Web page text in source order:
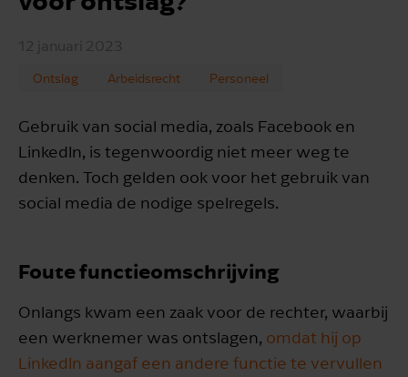
12 januari 2023
Ontslag Arbeidsrecht Personeel
Gebruik van social media, zoals Facebook en
LinkedIn, is tegenwoordig niet meer weg te
denken. Toch gelden ook voor het gebruik van
social media de nodige spelregels.
Foute functieomschrijving
Onlangs kwam een zaak voor de rechter, waarbij
een werknemer was ontslagen, omdat hij op
LinkedIn aangaf een andere functie te vervullen